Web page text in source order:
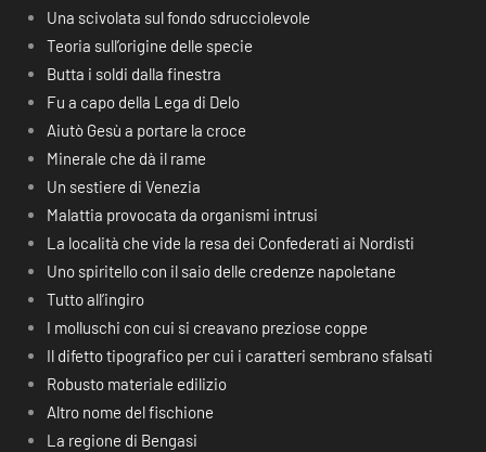
Una scivolata sul fondo sdrucciolevole
Teoria sull’origine delle specie
Butta i soldi dalla finestra
Fu a capo della Lega di Delo
Aiutò Gesù a portare la croce
Minerale che dà il rame
Un sestiere di Venezia
Malattia provocata da organismi intrusi
La località che vide la resa dei Confederati ai Nordisti
Uno spiritello con il saio delle credenze napoletane
Tutto all’ingiro
I molluschi con cui si creavano preziose coppe
Il difetto tipografico per cui i caratteri sembrano sfalsati
Robusto materiale edilizio
Altro nome del fischione
La regione di Bengasi